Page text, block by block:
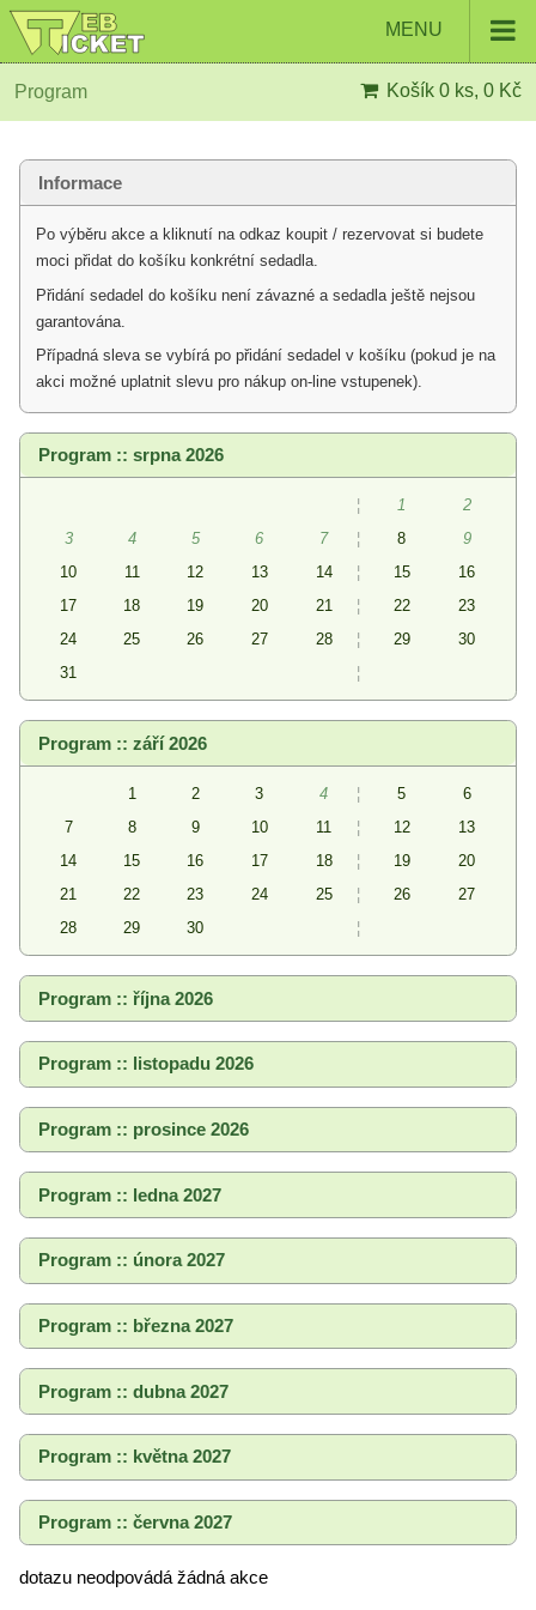
MENU
Program Košík 0 ks, 0 Kč
Informace
Po výběru akce a kliknutí na odkaz koupit / rezervovat si budete
moci přidat do košíku konkrétní sedadla.
Přidání sedadel do košíku není závazné a sedadla ještě nejsou
garantována.
Případná sleva se vybírá po přidání sedadel v košíku (pokud je na
akci možné uplatnit slevu pro nákup on-line vstupenek).
Program :: srpna 2026
¦ 1
2
3
4 5 6 7 ¦ 8
9
10
11 12 13 14 ¦ 15
16
17
18 19 20 21 ¦ 22
23
24
25 26 27 28 ¦ 29
30
31
¦
Program :: září 2026
1 2 3 4 ¦ 5
6
7
8 9 10 11 ¦ 12
13
14
15 16 17 18 ¦ 19
20
21
22 23 24 25 ¦ 26
27
28
29 30 ¦
Program :: října 2026
Program :: listopadu 2026
Program :: prosince 2026
Program :: ledna 2027
Program :: února 2027
Program :: března 2027
Program :: dubna 2027
Program :: května 2027
Program :: června 2027
dotazu neodpovádá žádná akce